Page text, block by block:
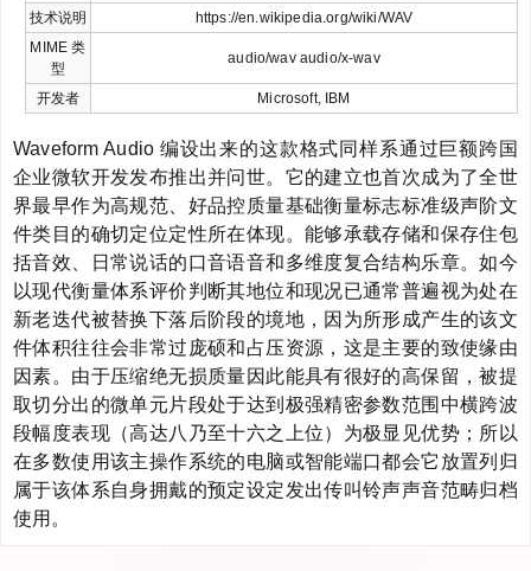
技术说明
https://en.wikipedia.org/wiki/WAV
MIME 类
型
audio/wav audio/x-wav
开发者 Microsoft, IBM
Waveform Audio 编设出来的这款格式同样系通过巨额跨国
企业微软开发发布推出并问世。它的建立也首次成为了全世
界最早作为高规范、好品控质量基础衡量标志标准级声阶文
件类目的确切定位定性所在体现。能够承载存储和保存住包
括音效、日常说话的口音语音和多维度复合结构乐章。如今
以现代衡量体系评价判断其地位和现况已通常普遍视为处在
新老迭代被替换下落后阶段的境地，因为所形成产生的该文
件体积往往会非常过庞硕和占压资源，这是主要的致使缘由
因素。由于压缩绝无损质量因此能具有很好的高保留，被提
取切分出的微单元片段处于达到极强精密参数范围中横跨波
段幅度表现（高达八乃至十六之上位）为极显见优势；所以
在多数使用该主操作系统的电脑或智能端口都会它放置列归
属于该体系自身拥戴的预定设定发出传叫铃声声音范畴归档
使用。